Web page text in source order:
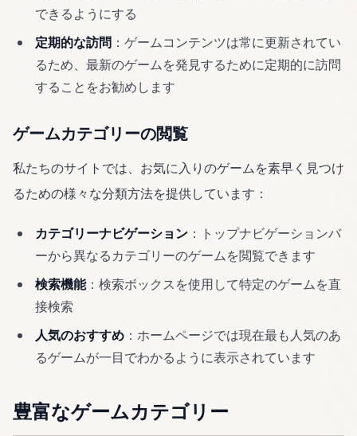
できるようにする
定期的な訪問 ：ゲームコンテンツは常に更新されてい
るため、最新のゲームを発見するために定期的に訪問
することをお勧めします
ゲームカテゴリーの閲覧
私たちのサイトでは、お気に入りのゲームを素早く見つけ
るための様々な分類方法を提供しています：
カテゴリーナビゲーション ：トップナビゲーションバ
ーから異なるカテゴリーのゲームを閲覧できます
検索機能：検索ボックスを使用して特定のゲームを直
接検索
人気のおすすめ ：ホームページでは現在最も人気のあ
るゲームが一目でわかるように表示されています
豊富なゲームカテゴリー